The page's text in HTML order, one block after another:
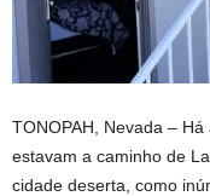
TONOPAH, Nevada – Há
estavam a caminho de
cidade deserta, como